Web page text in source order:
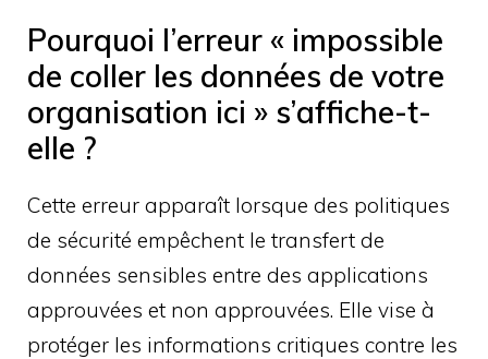
Pourquoi l’erreur « impossible
de coller les données de votre
organisation ici » s’affiche-t-
elle ?
Cette erreur apparaît lorsque des politiques
de sécurité empêchent le transfert de
données sensibles entre des applications
approuvées et non approuvées. Elle vise à
protéger les informations critiques contre les